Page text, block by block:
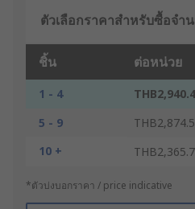
ตัวเลือกราคาสำหรับซื้อจำ
ชิ้น ต่อหน่วย
1 - 4
5 - 9
10 +
*ตัวบ่งบอกราคา / price indicative